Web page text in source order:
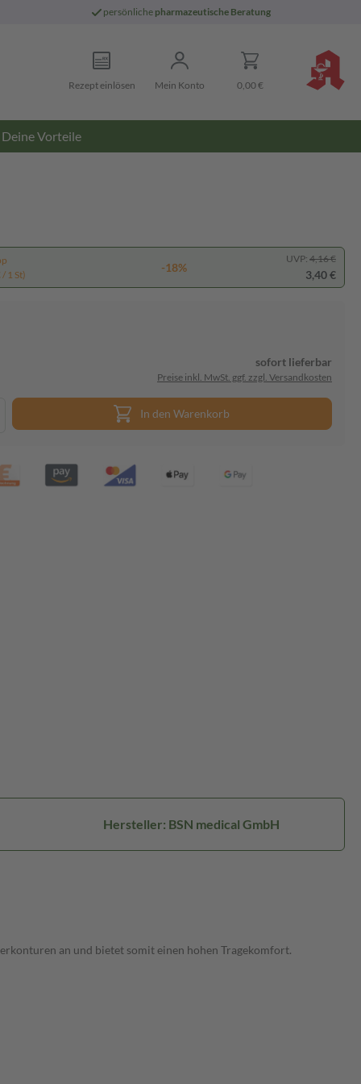
persönliche pharmazeutische Beratung
Rezept einlösen Mein Konto 0,00 €
Deine Vorteile
1 St)
-18%
UVP: 4,16 €
3,40 €
sofort lieferbar
Preise inkl. MwSt. ggf. zzgl. Versandkosten
In den Warenkorb
Hersteller: BSN medical GmbH
an und bietet somit einen hohen Tragekomfort.